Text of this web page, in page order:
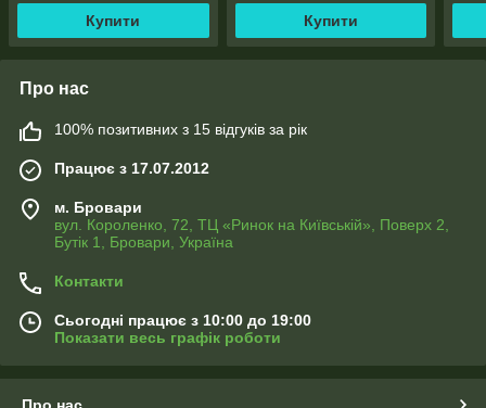
Купити Купити
Про нас
100% позитивних з 15 відгуків за рік
Працює з 17.07.2012
м. Бровари
вул. Короленко, 72, ТЦ «Ринок на Київській», Поверх 2,
Бутік 1, Бровари, Україна
Контакти
Сьогодні працює з 10:00 до 19:00
Показати весь графік роботи
Про нас